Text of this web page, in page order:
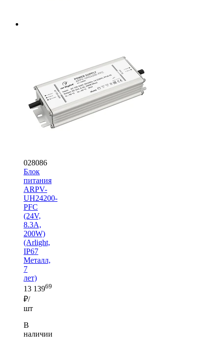
028086
Блок
питания
ARPV-
UH24200-
PFC
(24V,
8.3A,
200W)
(Arlight,
IP67
Металл,
7
лет)
13 13969
₽/
шт
В
наличии